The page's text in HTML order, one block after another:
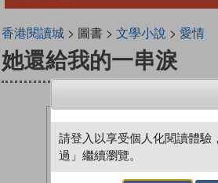
香港閱讀城> 圖書 > 文學小說 > 愛情
她還給我的一串淚
請登入以享受個人化閱讀體驗
過」繼續瀏覽。